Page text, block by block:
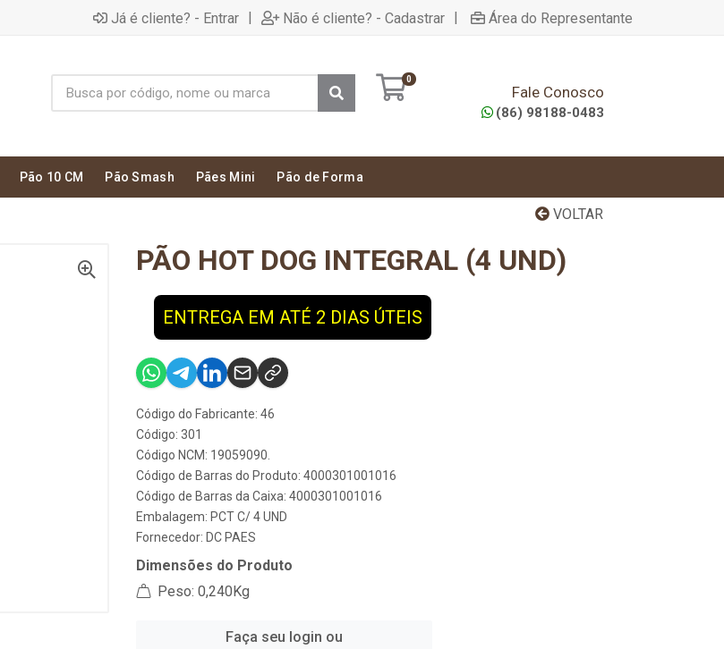
Já é cliente? - Entrar | Não é cliente? - Cadastrar | Área do Representante
0
Fale Conosco
(86) 98188-0483
Pão 10 CM Pão Smash Pães Mini Pão de Forma
VOLTAR
PÃO HOT DOG INTEGRAL (4 UND)
ENTREGA EM ATÉ 2 DIAS ÚTEIS
Código do Fabricante: 46
Código: 301
Código NCM: 19059090.
Código de Barras do Produto: 4000301001016
Código de Barras da Caixa: 4000301001016
Embalagem: PCT C/ 4 UND
Fornecedor: DC PAES
Dimensões do Produto
Peso: 0,240Kg
Faça seu login ou